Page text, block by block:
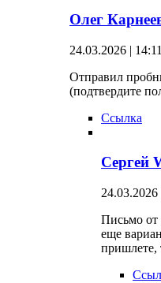
Олег
24.03.2026 | 14:11
Отправил
(подтвердите
Ссылка
Сергей
24.03.2026
Письмо от
еще
пришлете,